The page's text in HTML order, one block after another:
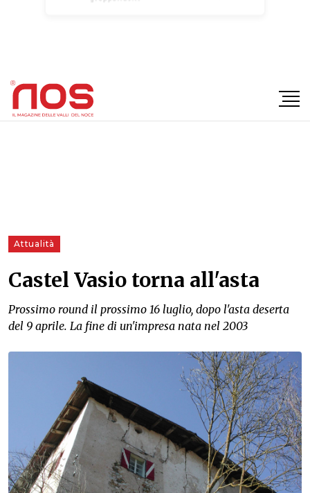
Attualità
Castel Vasio torna all'asta
Prossimo round il prossimo 16 luglio, dopo l'asta deserta
del 9 aprile. La fine di un'impresa nata nel 2003